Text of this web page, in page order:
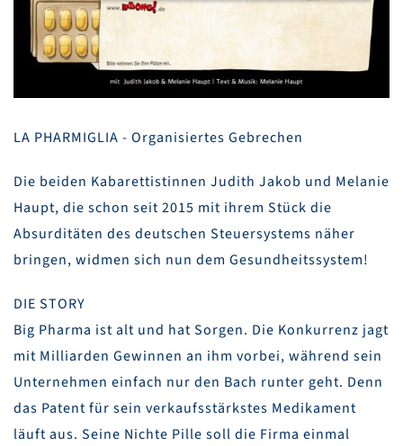
LA PHARMIGLIA - Organisiertes Gebrechen
Die beiden Kabarettistinnen Judith Jakob und Melanie
Haupt, die schon seit 2015 mit ihrem Stück die
Absurditäten des deutschen Steuersystems näher
bringen, widmen sich nun dem Gesundheitssystem!
DIE STORY
Big Pharma ist alt und hat Sorgen. Die Konkurrenz jagt
mit Milliarden Gewinnen an ihm vorbei, während sein
Unternehmen einfach nur den Bach runter geht. Denn
das Patent für sein verkaufsstärkstes Medikament
läuft aus. Seine Nichte Pille soll die Firma einmal